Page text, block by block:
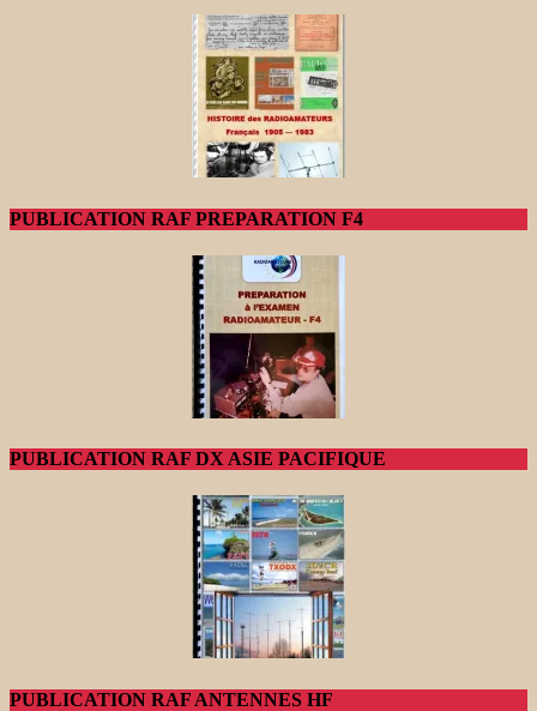
PUBLICATION RAF PREPARATION F4
PUBLICATION RAF DX ASIE PACIFIQUE
PUBLICATION RAF ANTENNES HF